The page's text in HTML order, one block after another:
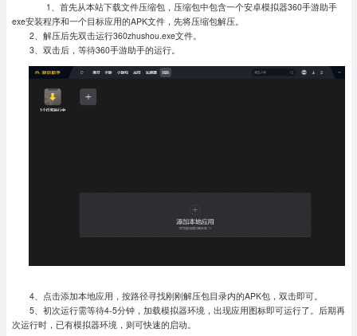
1、首先从本站下载文件压缩包，压缩包中包含一个安卓模拟器360手游助手
exe安装程序和一个目标应用的APK文件，先将压缩包解压。
2、解压后先双击运行360zhushou.exe文件。
3、双击后，等待360手游助手的运行。
4、点击添加本地应用，按路径寻找刚刚解压包目录内的APK包，双击即可。
5、初次运行需等待4-5分钟，加载模拟器环境，出现应用图标即可运行了。
后期再
次运行时，已有模拟器环境，则可快速的启动。